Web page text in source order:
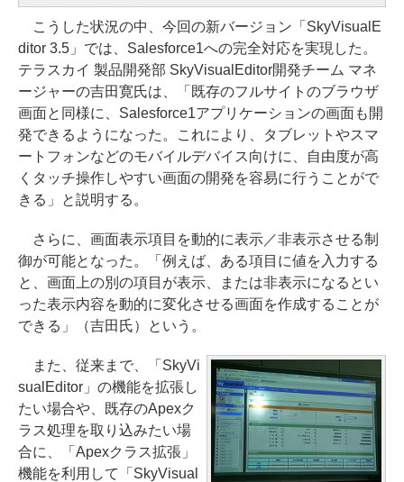
こうした状況の中、今回の新バージョン「SkyVisualE
ditor 3.5」では、Salesforce1への完全対応を実現した。
テラスカイ 製品開発部 SkyVisualEditor開発チーム マネ
ージャーの吉田寛氏は、「既存のフルサイトのブラウザ
画面と同様に、Salesforce1アプリケーションの画面も開
発できるようになった。これにより、タブレットやスマ
ートフォンなどのモバイルデバイス向けに、自由度が高
くタッチ操作しやすい画面の開発を容易に行うことがで
きる」と説明する。
さらに、画面表示項目を動的に表示／非表示させる制
御が可能となった。「例えば、ある項目に値を入力する
と、画面上の別の項目が表示、または非表示になるとい
った表示内容を動的に変化させる画面を作成することが
できる」（吉田氏）という。
また、従来まで、「SkyVi
sualEditor」の機能を拡張し
たい場合や、既存のApexク
ラス処理を取り込みたい場
合に、「Apexクラス拡張」
機能を利用して「SkyVisual